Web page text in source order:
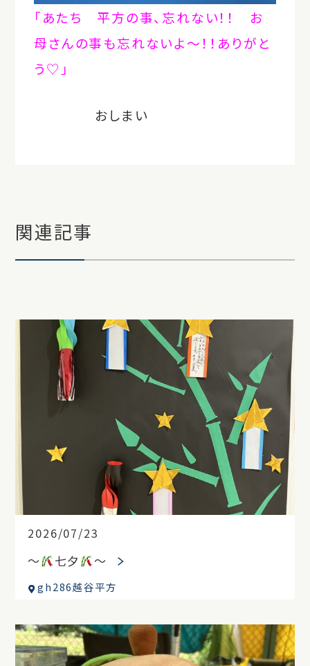
「あたち 平方の事、忘れない！！ お
母さんの事も忘れないよ～！！ありがと
う♡」
おしまい
関連記事
2026/07/23
〜 七夕 〜
gh286越谷平方